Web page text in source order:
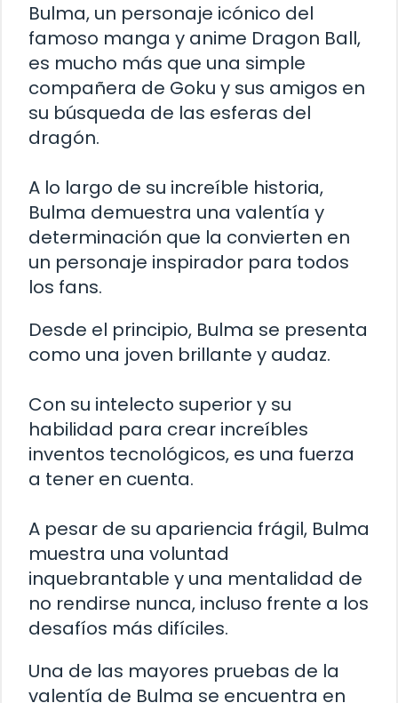
Bulma, un personaje icónico del
famoso manga y anime Dragon Ball,
es mucho más que una simple
compañera de Goku y sus amigos en
su búsqueda de las esferas del
dragón.
A lo largo de su increíble historia,
Bulma demuestra una valentía y
determinación que la convierten en
un personaje inspirador para todos
los fans.
Desde el principio, Bulma se presenta
como una joven brillante y audaz.
Con su intelecto superior y su
habilidad para crear increíbles
inventos tecnológicos, es una fuerza
a tener en cuenta.
A pesar de su apariencia frágil, Bulma
muestra una voluntad
inquebrantable y una mentalidad de
no rendirse nunca, incluso frente a los
desafíos más difíciles.
Una de las mayores pruebas de la
valentía de Bulma se encuentra en